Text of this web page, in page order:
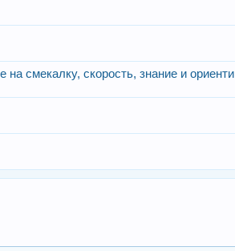
смекалку, скорость, знание и ориенти